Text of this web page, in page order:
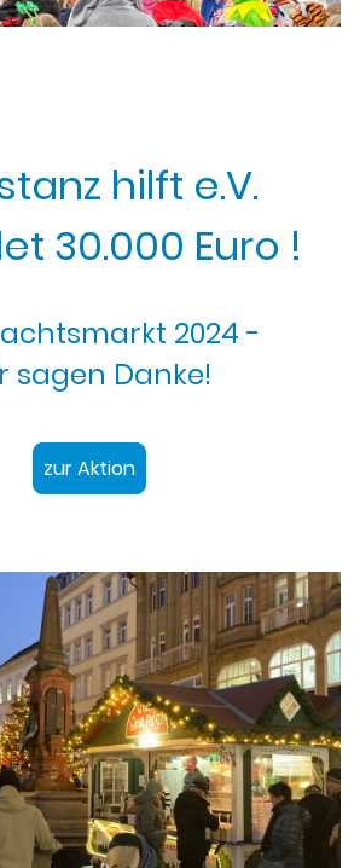
hilft e.V.
30.000 Euro !
2024 -
sagen Danke!
zur Aktion